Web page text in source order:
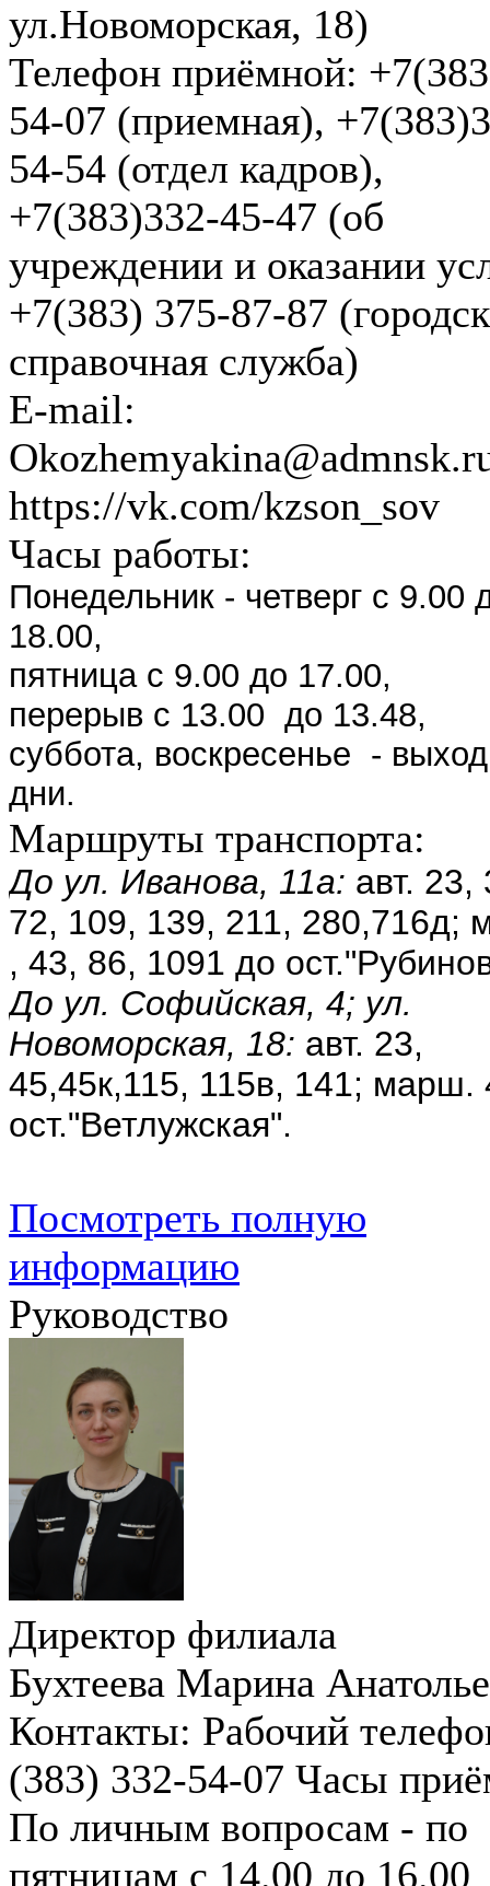
ул.Новоморская, 18)
Телефон приёмной:
54-07 (приемная),
54-54 (отдел кадров),
+7(383)332-45-47 (об
учреждении и оказании
+7(383) 375-87-87
справочная служба)
E-mail:
https://vk.com/kzson_sov
Часы работы:
Понедельник - четверг с 9.00
18.00,
пятница с 9.00 до 17.00,
перерыв с 13.00 до 13.48,
суббота, воскресенье -
дни.
Маршруты транспорта:
До ул. Иванова, 11а: авт. 23,
72, 109, 139, 211, 280,716д;
, 43, 86, 1091 до о
До ул. Софийская, 4; ул.
Новоморская, 18: авт. 23,
45,45к,115, 115в, 141; марш.
ост."Ветлужская".
Посмотреть полную
информацию
Руководство
Директор филиала
Бухтеева Марина
Контакты: Рабочий
(383) 332-54-07 Часы
По личным вопросам - по
пятницам с 14.00 до 16.00